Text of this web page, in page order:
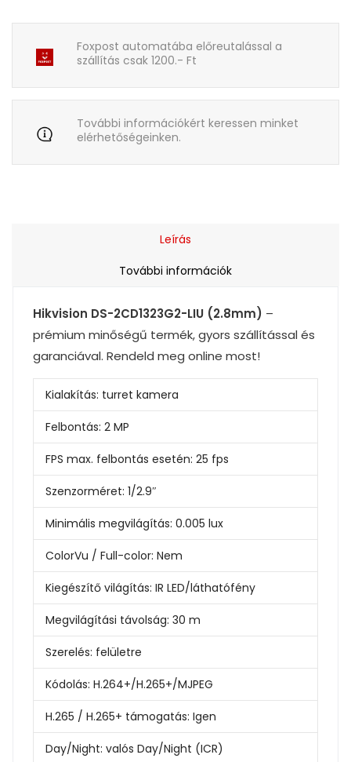
Foxpost automatába előreutalással a
szállítás csak 1200.- Ft
További információkért keressen minket
elérhetőségeinken.
Leírás
További információk
Hikvision DS-2CD1323G2-LIU (2.8mm) –
prémium minőségű termék, gyors szállítással és
garanciával. Rendeld meg online most!
Kialakítás: turret kamera
Felbontás: 2 MP
FPS max. felbontás esetén: 25 fps
Szenzorméret: 1/2.9″
Minimális megvilágítás: 0.005 lux
ColorVu / Full-color: Nem
Kiegészítő világítás: IR LED/láthatófény
Megvilágítási távolság: 30 m
Szerelés: felületre
Kódolás: H.264+/H.265+/MJPEG
H.265 / H.265+ támogatás: Igen
Day/Night: valós Day/Night (ICR)